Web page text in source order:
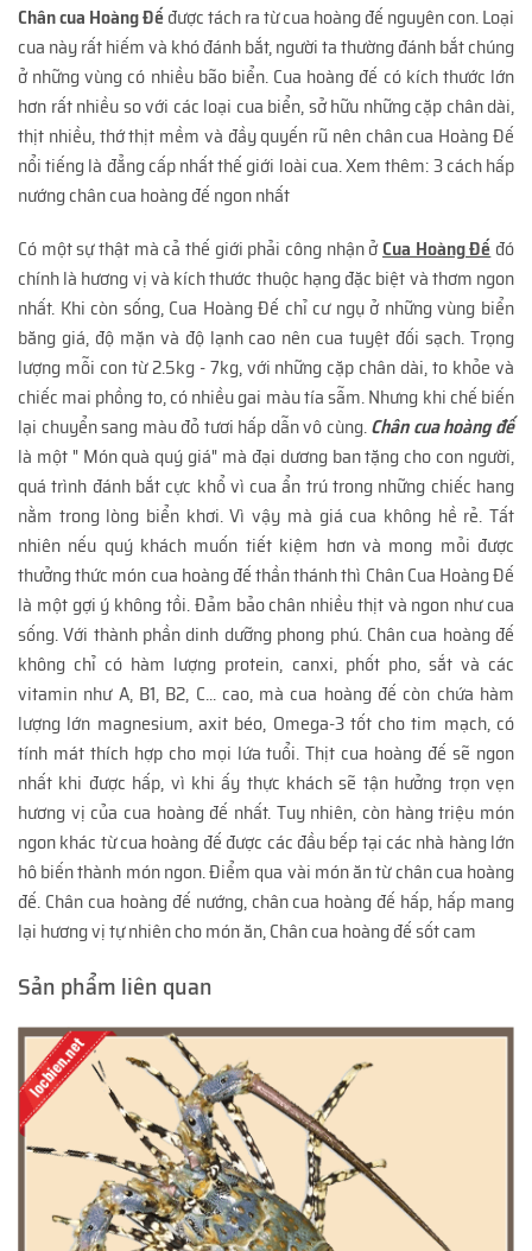
Chân cua Hoàng Đế được tách ra từ cua hoàng đế nguyên con. Loại
cua này rất hiếm và khó đánh bắt, người ta thường đánh bắt chúng
ở những vùng có nhiều bão biển. Cua hoàng đế có kích thước lớn
hơn rất nhiều so với các loại cua biển, sở hữu những cặp chân dài,
thịt nhiều, thớ thịt mềm và đầy quyến rũ nên chân cua Hoàng Đế
nổi tiếng là đẳng cấp nhất thế giới loài cua. Xem thêm: 3 cách hấp
nướng chân cua hoàng đế ngon nhất
Có một sự thật mà cả thế giới phải công nhận ởCua Hoàng Đế đó
chính là hương vị và kích thước thuộc hạng đặc biệt và thơm ngon
nhất. Khi còn sống, Cua Hoàng Đế chỉ cư ngụ ở những vùng biển
băng giá, độ mặn và độ lạnh cao nên cua tuyệt đối sạch. Trọng
lượng mỗi con từ 2.5kg - 7kg, với những cặp chân dài, to khỏe và
chiếc mai phồng to, có nhiều gai màu tía sẫm. Nhưng khi chế biến
lại chuyển sang màu đỏ tươi hấp dẫn vô cùng.Chân cua hoàng đế
là một " Món quà quý giá" mà đại dương ban tặng cho con người,
quá trình đánh bắt cực khổ vì cua ẩn trú trong những chiếc hang
nằm trong lòng biển khơi. Vì vậy mà giá cua không hề rẻ. Tất
nhiên nếu quý khách muốn tiết kiệm hơn và mong mỏi được
thưởng thức món cua hoàng đế thần thánh thì Chân Cua Hoàng Đế
là một gợi ý không tồi. Đảm bảo chân nhiều thịt và ngon như cua
sống. Với thành phần dinh dưỡng phong phú. Chân cua hoàng đế
không chỉ có hàm lượng protein, canxi, phốt pho, sắt và các
vitamin như A, B1, B2, C... cao, mà cua hoàng đế còn chứa hàm
lượng lớn magnesium, axit béo, Omega-3 tốt cho tim mạch, có
tính mát thích hợp cho mọi lứa tuổi. Thịt cua hoàng đế sẽ ngon
nhất khi được hấp, vì khi ấy thực khách sẽ tận hưởng trọn vẹn
hương vị của cua hoàng đế nhất. Tuy nhiên, còn hàng triệu món
ngon khác từ cua hoàng đế được các đầu bếp tại các nhà hàng lớn
hô biến thành món ngon. Điểm qua vài món ăn từ chân cua hoàng
đế. Chân cua hoàng đế nướng, chân cua hoàng đế hấp, hấp mang
lại hương vị tự nhiên cho món ăn, Chân cua hoàng đế sốt cam
Sản phẩm liên quan